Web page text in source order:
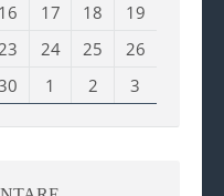
16 17 18
19
24 25
26
1 2 3